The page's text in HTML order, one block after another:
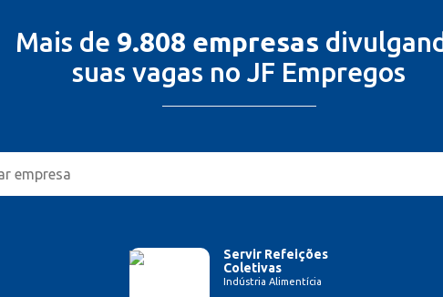
Mais de 9.808 empresas
suas vagas no JF Empregos
Servir Refeições
Coletivas
Indústria Alimentícia